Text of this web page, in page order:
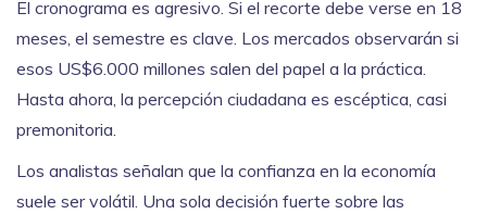
El cronograma es agresivo. Si el recorte debe verse en 18
meses, el semestre es clave. Los mercados observarán si
esos US$6.000 millones salen del papel a la práctica.
Hasta ahora, la percepción ciudadana es escéptica, casi
premonitoria.
Los analistas señalan que la confianza en la economía
suele ser volátil. Una sola decisión fuerte sobre las